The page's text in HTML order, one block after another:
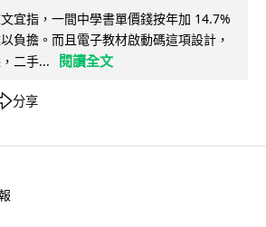
宜指，一間中學書單價錢按年加 14.7%
負擔。而且電子教材啟動碼這項設計，
二手...
閱讀全文
分享